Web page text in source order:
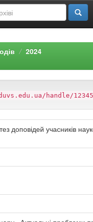
2024
handle/
доповідей учасників